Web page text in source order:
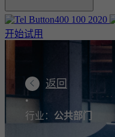
400 100 2020
开始试用
返回
•
行业： 公共部门